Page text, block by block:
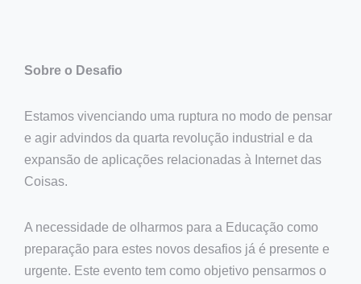
Sobre o Desafio
Estamos vivenciando uma ruptura no modo de pensar
e agir advindos da quarta revolução industrial e da
expansão de aplicações relacionadas à Internet das
Coisas.
A necessidade de olharmos para a Educação como
preparação para estes novos desafios já é presente e
urgente. Este evento tem como objetivo pensarmos o